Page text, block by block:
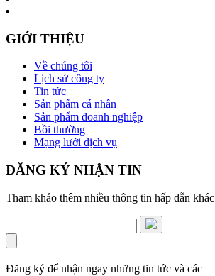
GIỚI THIỆU
Về chúng tôi
Lịch sử công ty
Tin tức
Sản phẩm cá nhân
Sản phẩm doanh nghiệp
Bồi thường
Mạng lưới dịch vụ
ĐĂNG KÝ NHẬN TIN
Tham khảo thêm nhiều thông tin hấp dẫn khác
Đăng ký để nhận ngay những tin tức và các